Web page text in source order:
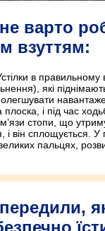
варто
взуттям:
в правильному
які
і під час
стопи, що
і він сплощується. У
пальцях,